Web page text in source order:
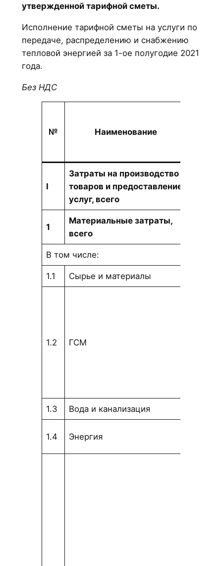
утвержденной тарифной сметы.
Исполнение тарифной сметы на услуги по
передаче, распределению и снабжению
тепловой энергией за 1-ое полугодие 2021
года.
Без НДС
№ Наименование
I
Затраты на производство
товаров и предоставление
услуг, всего
1
Материальные затраты,
всего
В том числе:
1.1 Сырье и материалы
1.2 ГСМ
1.3 Вода и канализация
1.4 Энергия